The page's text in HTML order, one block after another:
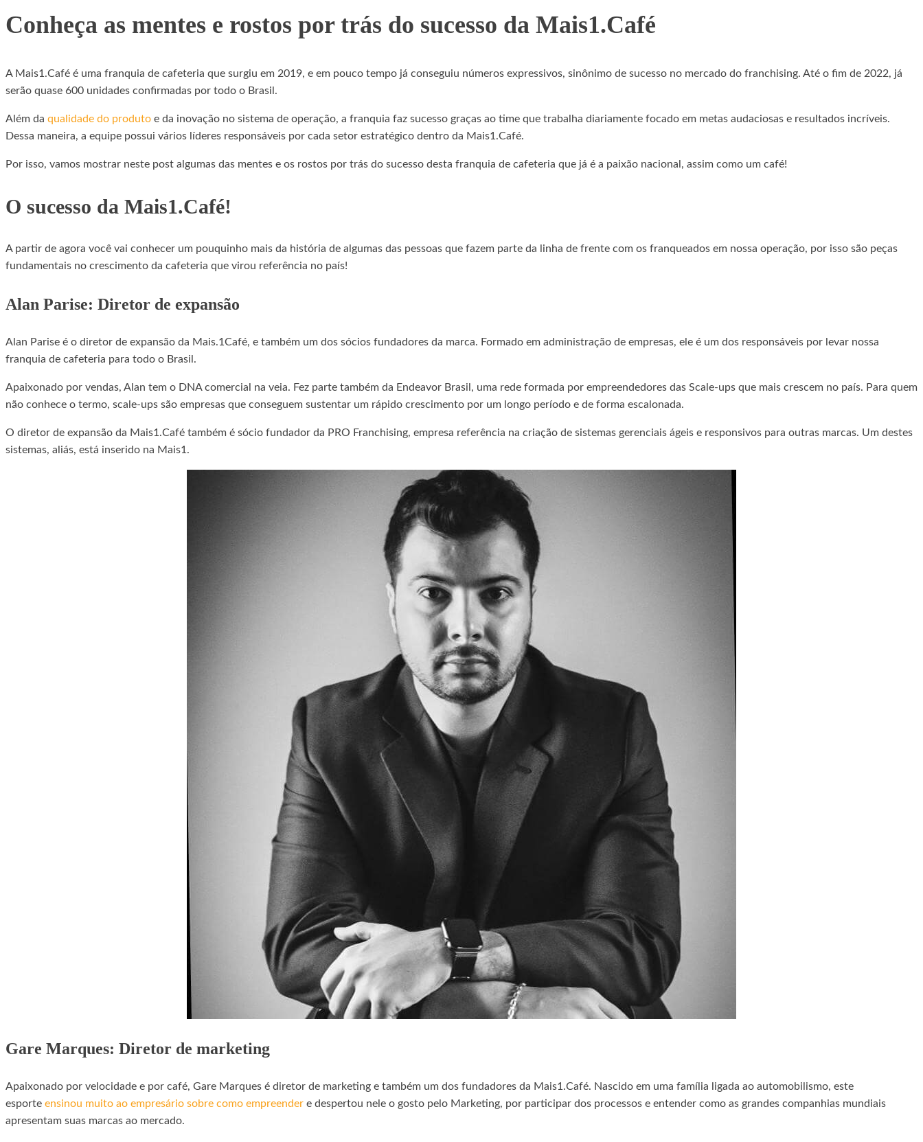
Conheça as mentes e rostos por trás do sucesso da Mais1.Café
A Mais1.Café é uma franquia de cafeteria que surgiu em 2019, e em pouco tempo já conseguiu números expressivos, sinônimo de sucesso no mercado do franchising. Até o fim de 2022, já
serão quase 600 unidades confirmadas por todo o Brasil.
Além da qualidade do produto e da inovação no sistema de operação, a franquia faz sucesso graças ao time que trabalha diariamente focado em metas audaciosas e resultados incríveis.
Dessa maneira, a equipe possui vários líderes responsáveis por cada setor estratégico dentro da Mais1.Café.
Por isso, vamos mostrar neste post algumas das mentes e os rostos por trás do sucesso desta franquia de cafeteria que já é a paixão nacional, assim como um café!
O sucesso da Mais1.Café!
A partir de agora você vai conhecer um pouquinho mais da história de algumas das pessoas que fazem parte da linha de frente com os franqueados em nossa operação, por isso são peças
fundamentais no crescimento da cafeteria que virou referência no país!
Alan Parise: Diretor de expansão
Alan Parise é o diretor de expansão da Mais.1Café, e também um dos sócios fundadores da marca. Formado em administração de empresas, ele é um dos responsáveis por levar nossa
franquia de cafeteria para todo o Brasil.
Apaixonado por vendas, Alan tem o DNA comercial na veia. Fez parte também da Endeavor Brasil, uma rede formada por empreendedores das Scale-ups que mais crescem no país. Para quem
não conhece o termo, scale-ups são empresas que conseguem sustentar um rápido crescimento por um longo período e de forma escalonada.
O diretor de expansão da Mais1.Café também é sócio fundador da PRO Franchising, empresa referência na criação de sistemas gerenciais ágeis e responsivos para outras marcas. Um destes
sistemas, aliás, está inserido na Mais1.
Gare Marques: Diretor de marketing
Apaixonado por velocidade e por café, Gare Marques é diretor de marketing e também um dos fundadores da Mais1.Café. Nascido em uma família ligada ao automobilismo, este
esporte ensinou muito ao empresário sobre como empreender e despertou nele o gosto pelo Marketing, por participar dos processos e entender como as grandes companhias mundiais
apresentam suas marcas ao mercado.